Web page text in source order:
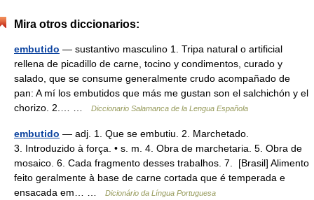
Mira otros diccionarios:
embutido — sustantivo masculino 1. Tripa natural o artificial
rellena de picadillo de carne, tocino y condimentos, curado y
salado, que se consume generalmente crudo acompañado de
pan: A mí los embutidos que más me gustan son el salchichón y el
chorizo. 2.… …
Diccionario Salamanca de la Lengua Española
embutido — adj. 1. Que se embutiu. 2. Marchetado.
3. Introduzido à força. • s. m. 4. Obra de marchetaria. 5. Obra de
mosaico. 6. Cada fragmento desses trabalhos. 7. [Brasil] Alimento
feito geralmente à base de carne cortada que é temperada e
ensacada em… …
Dicionário da Língua Portuguesa